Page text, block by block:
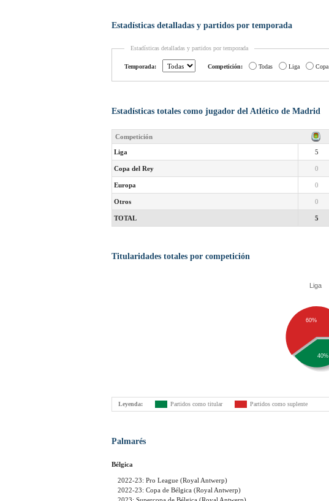
Estadísticas detalladas y partidos por temporada
Estadísticas detalladas y partidos por temporada
Temporada: Competición: Todas Liga Copa
Estadísticas totales como jugador del Atlético de Madrid
Competición
Liga 5
Copa del Rey 0
Europa 0
Otros 0
TOTAL 5
Titularidades totales por competición
Liga
40%
60%
Leyenda: Partidos como titular Partidos como suplente
Palmarés
Bélgica
2022-23: Pro League (Royal Antwerp)
2022-23: Copa de Bélgica (Royal Antwerp)